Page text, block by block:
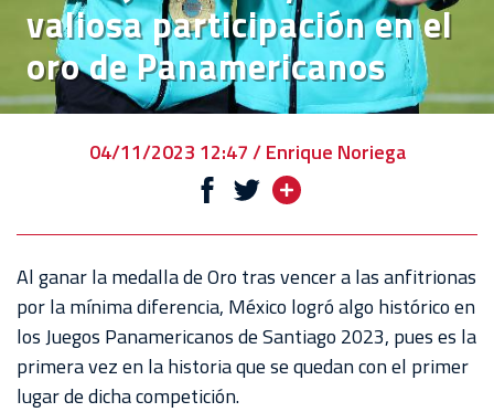
VENTA
DE
BOLETOS
CHIVABONOS
REBAÑO
CHIVAS
TIENDA
CHIVAS
valiosa participación en el
oro de Panamericanos
04/11/2023 12:47 / Enrique Noriega
Al ganar la medalla de Oro tras vencer a las anfitrionas
por la mínima diferencia, México logró algo histórico en
los Juegos Panamericanos de Santiago 2023, pues es la
primera vez en la historia que se quedan con el primer
lugar de dicha competición.